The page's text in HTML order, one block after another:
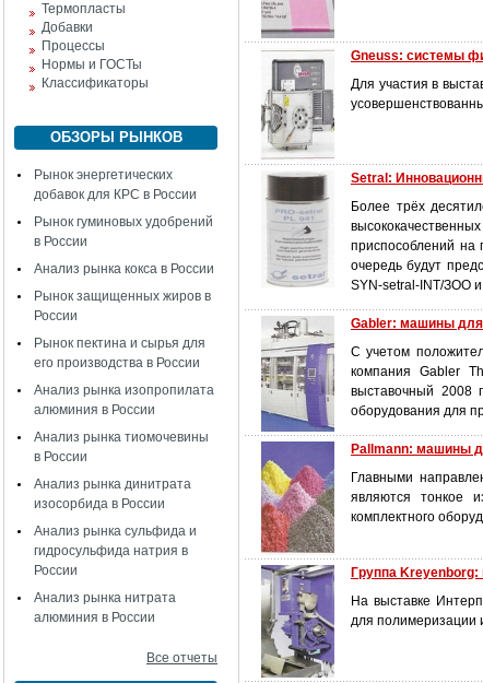
Термопласты
Добавки
Процессы
Нормы и ГОСТы
Классификаторы
ОБЗОРЫ РЫНКОВ
Рынок энергетических
добавок для КРС в России
Рынок гуминовых удобрений
в России
Анализ рынка кокса в России
Рынок защищенных жиров в
России
Рынок пектина и сырья для
его производства в России
Анализ рынка изопропилата
алюминия в России
Анализ рынка тиомочевины
в России
Анализ рынка динитрата
изосорбида в России
Анализ рынка сульфида и
гидросульфида натрия в
России
Анализ рынка нитрата
алюминия в России
Все отчеты
Gneuss: системы
Для участия в
Setral:
Более трёх
приспособлений на
очередь будут
SYN-setral-INT/ЗОО и
Gabler: машины
С учетом
компания Gabler
выставочный 2008
оборудования для
Pallmann: машины
Главными
являются тонкое
комплектного
Группа Kreyenborg:
На выставке
для полимеризации